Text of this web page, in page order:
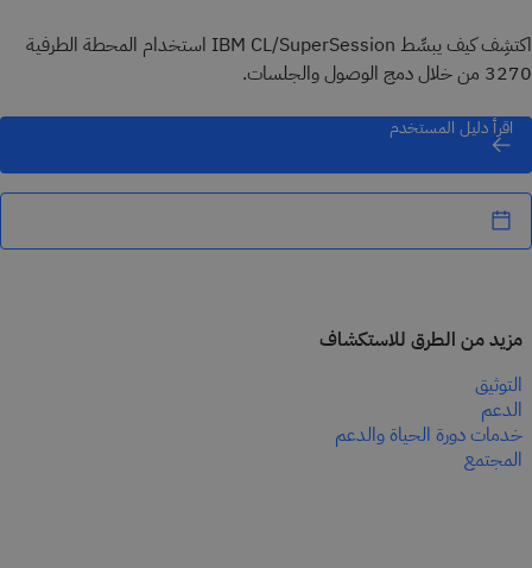
اكتشِف كيف يبسِّط IBM CL/SuperSession استخدام المحطة الطرفية
3270 من خلال دمج الوصول والجلسات.
اقرأ دليل المستخدم
مزيد من الطرق للاستكشاف
التوثيق
الدعم
خدمات دورة الحياة والدعم
المجتمع